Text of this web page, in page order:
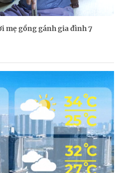
mẹ gồng gánh gia đình 7